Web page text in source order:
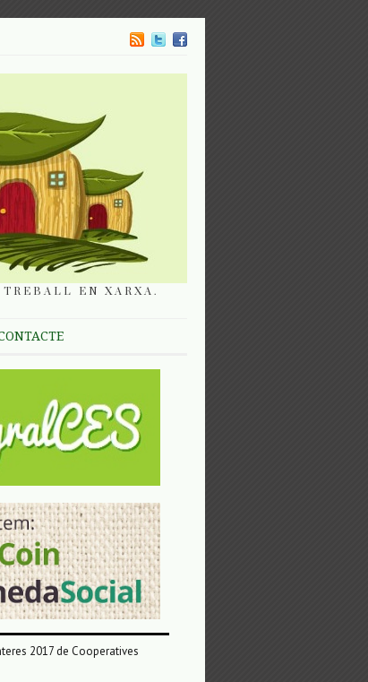
EN XARXA.
2017 de Cooperatives